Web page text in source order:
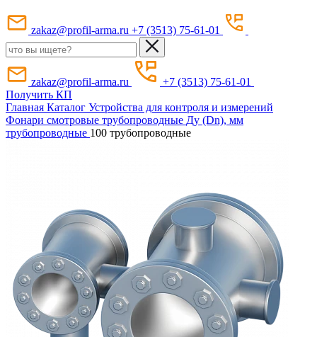
zakaz@profil-arma.ru +7 (3513) 75-61-01
zakaz@profil-arma.ru
+7 (3513) 75-61-01
Получить КП
Главная Каталог Устройства для контроля и измерений
Фонари смотровые трубопроводные Ду (Dn), мм
трубопроводные 100 трубопроводные